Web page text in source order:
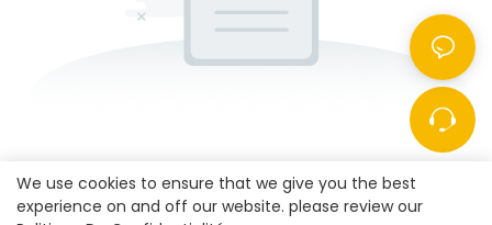
We use cookies to ensure that we give you the best
experience on and off our website. please review our